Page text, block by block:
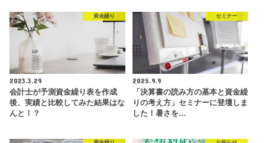
資金繰り
2023.3.29
会計士が予測資金繰り表を作成
後、実績と比較してみた結果はな
んと！？
セミナー
2025.9.9
「決算書の読み方の基本と資金繰
りの考え方」セミナーに登壇しま
した！暑さを…